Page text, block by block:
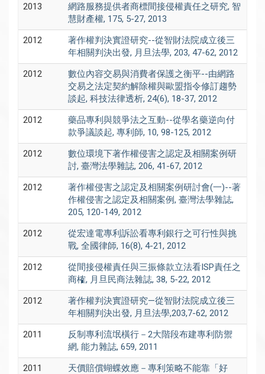
2013
網路服務提供者商標間接侵權責任之研究, 智
慧財產權, 175, 5-27, 2013
2012
著作權判決實證研究--從智財法院成立後三
年相關判決出發, 月旦法學, 203, 47-62, 2012
2012
數位內容交易與消費者保護之衡平--由網路
交易之法定契約解除權與歐盟指令修訂趨勢
談起, 科技法律透析, 24(6), 18-37, 2012
2012
藥品專利與競爭法之互動--從學名藥逆向付
款爭議談起, 專利師, 10, 98-125, 2012
2012
數位環境下著作權侵害之認定及相關案例研
討, 臺灣法學雜誌, 206, 41-67, 2012
2012
著作權侵害之認定及相關案例研討會(一)--著
作權侵害之認定及相關案例, 臺灣法學雜誌,
205, 120-149, 2012
2012
從宏達電專利訴訟看專利銀行之可行性與挑
戰, 全國律師, 16(8), 4-21, 2012
2012
從間接侵權責任與三振條款立法看ISP責任之
商榷, 月旦民商法雜誌, 38, 5-22, 2012
2012
著作權判決實證研究—從智財法院成立後三
年相關判決出發, 月旦法學,203,7-62, 2012
2011
反制專利流氓橫行－2大階段布建專利防禦
網, 能力雜誌, 659, 2011
2011
天價賠償蝴蝶效應－專利策略不能靠「好